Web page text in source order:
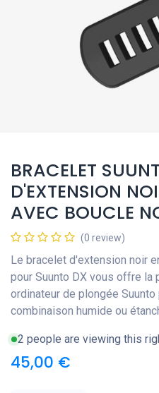
BRACELET
D'EXTENSION
AVEC BOUCLE
(0 review)
Le bracelet d'extension noir
pour Suunto DX vous offre
ordinateur de plongée
combinaison humide ou
2 people are viewing this
45,00 €